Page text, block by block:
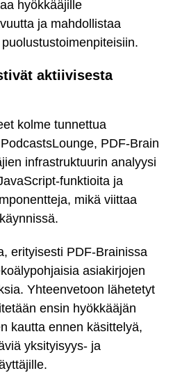
hyökkääjille
ja mahdollistaa
aktiivisesta
kolme tunnettua
PDF-Brain
infrastruktuurin analyysi
funktioita ja
mikä viittaa
erityisesti PDF-Brainissa
asiakirjojen
Yhteenvetoon lähetetyt
ensin hyökkääjän
kautta ennen käsittelyä,
yksityisyys- ja